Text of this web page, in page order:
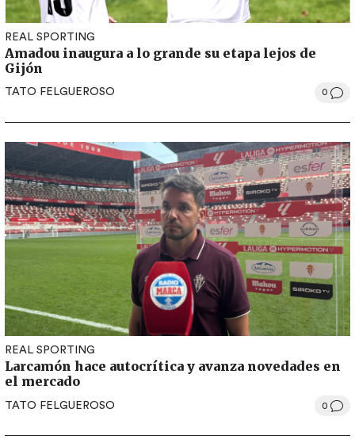
REAL SPORTING
Amadou inaugura a lo grande su etapa lejos de
Gijón
TATO FELGUEROSO 0
REAL SPORTING
Larcamón hace autocrítica y avanza novedades en
el mercado
TATO FELGUEROSO 0